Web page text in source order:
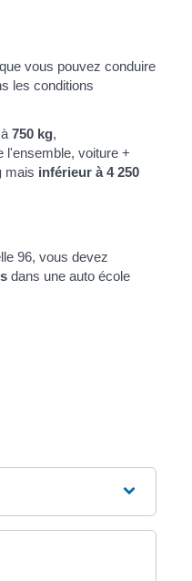
vous pouvez conduire
les conditions
à750 kg,
l'ensemble, voiture +
mais inférieur à 4 250
96, vous devez
dans une auto école